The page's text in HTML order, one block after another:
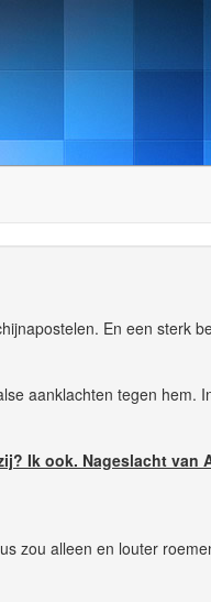
En een sterk
aanklachten tegen hem.
Ik ook. Nageslacht van
zou alleen en louter